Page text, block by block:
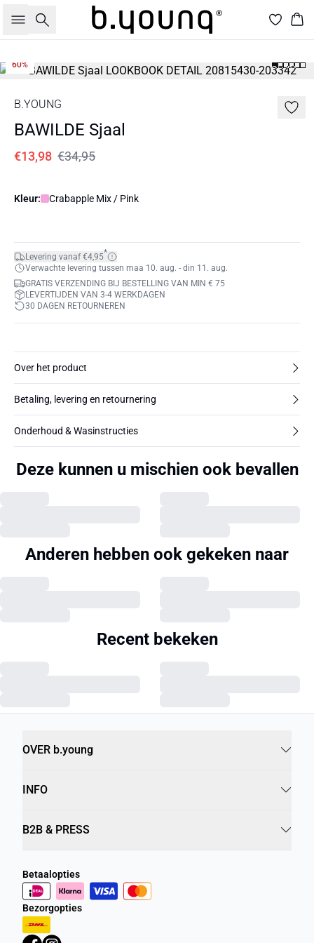
Zoeken
60%
B.YOUNG
BAWILDE Sjaal
€13,98 €34,95
Kleur: Crabapple Mix / Pink
Levering vanaf €4,95*
Verwachte levering tussen maa 10. aug. - din 11. aug.
GRATIS VERZENDING BIJ BESTELLING VAN MIN € 75
LEVERTIJDEN VAN 3-4 WERKDAGEN
30 DAGEN RETOURNEREN
Over het product
Betaling, levering en retournering
Onderhoud & Wasinstructies
Deze kunnen u mischien ook bevallen
Anderen hebben ook gekeken naar
Recent bekeken
OVER b.young
INFO
B2B & PRESS
Betaalopties
Bezorgopties